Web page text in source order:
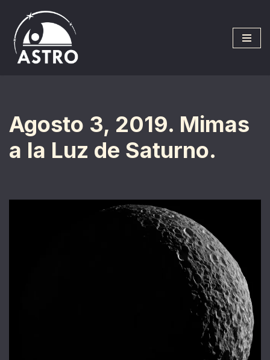
Saltar
al
contenido
Agosto 3, 2019. Mimas
a la Luz de Saturno.